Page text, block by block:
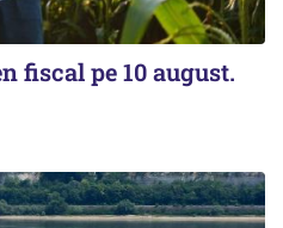
fiscal pe 10 august.